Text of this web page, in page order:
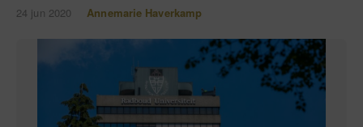
24 jun 2020 Annemarie Haverkamp